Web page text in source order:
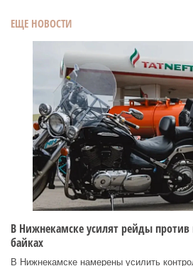
ЕЩЕ НОВОСТИ
В Нижнекамске усилят рейды
байках
В Нижнекамске намерены усилить